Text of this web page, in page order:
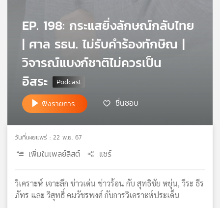
แผนที่
เครือ
EP. 198: กระแสยิ่งลักษณ์กลับไทย
| ศาล รธน. ไม่รับคำร้องทักษิณ |
วิจารณ์แบงก์ชาติไม่ควรเป็น
อิสระ
ฟังรายการ ชื่นชอบ
วันที่เผยแพร่ : 22 พ.ย. 67
เพิ่มในเพลย์ลิสต์ แชร์
วิเคราะห์ เจาะลึก ข่าวเด่น ข่าวร้อน กับ สุทธิชัย หยุ่น, วีระ ธีร
ภัทร และ วิสุทธิ์ คมวัชรพงศ์ กับการวิเคราะห์ประเด็น